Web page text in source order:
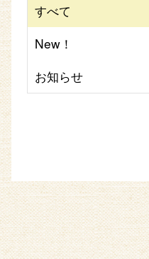
すべて
New！
お知らせ